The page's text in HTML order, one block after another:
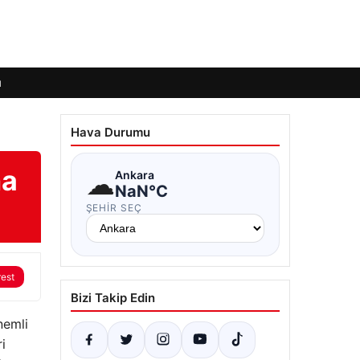
Hava Durumu
☁Ankara
NaN°C
ŞEHIR SEÇ
Bizi Takip Edin